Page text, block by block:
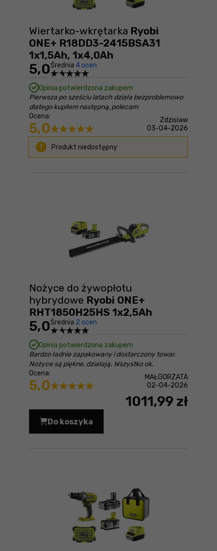
Wiertarko-wkrętarka Ryobi
ONE+ R18DD3-2415BSA31
1x1,5Ah, 1x4,0Ah
5,0Średnia 4 ocen
Opinia potwierdzona zakupem
Pierwsza po sześciu latach działa bezproblemowo
dlatego kupiłem następną, polecam
Ocena:
5,0
Zdzisław
03-04-2026
Produkt niedostępny
Nożyce do żywopłotu
hybrydowe Ryobi ONE+
RHT1850H25HS 1x2,5Ah
5,0Średnia 2 ocen
Opinia potwierdzona zakupem
Bardzo ładnie zapakowany i dostarczony towar.
Nożyce są piękne, działają. Wszystko ok.
Ocena:
5,0
MAŁGORZATA
02-04-2026
1011,99 zł
Do koszyka
Nożyce do żywopłotu hybrydowe